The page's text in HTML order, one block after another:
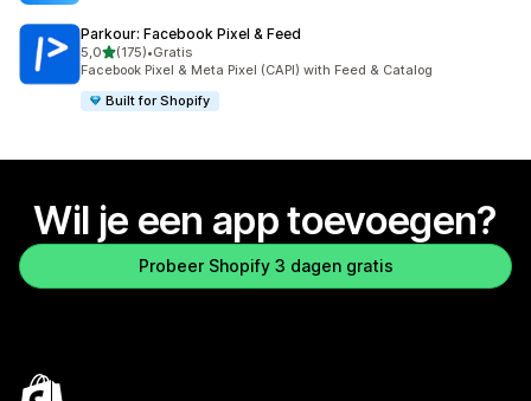
Parkour: Facebook Pixel & Feed
5,0van 5 sterren
(175)
175 recensies in totaal
•Gratis
Facebook Pixel & Meta Pixel (CAPI) with Feed & Catalog
Built for Shopify
Wil je een app toevoegen?
Probeer Shopify 3 dagen gratis